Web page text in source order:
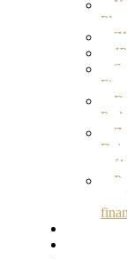
Płace